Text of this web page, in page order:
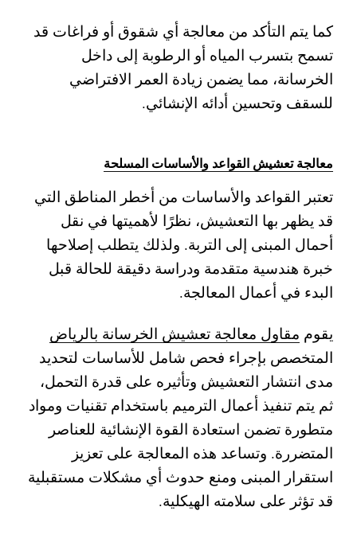
كما يتم التأكد من معالجة أي شقوق أو فراغات قد
تسمح بتسرب المياه أو الرطوبة إلى داخل
الخرسانة، مما يضمن زيادة العمر الافتراضي
للسقف وتحسين أدائه الإنشائي.
معالجة تعشيش القواعد والأساسات المسلحة
تعتبر القواعد والأساسات من أخطر المناطق التي
قد يظهر بها التعشيش، نظرًا لأهميتها في نقل
أحمال المبنى إلى التربة. ولذلك يتطلب إصلاحها
خبرة هندسية متقدمة ودراسة دقيقة للحالة قبل
البدء في أعمال المعالجة.
يقوم مقاول معالجة تعشيش الخرسانة بالرياض
المتخصص بإجراء فحص شامل للأساسات لتحديد
مدى انتشار التعشيش وتأثيره على قدرة التحمل،
ثم يتم تنفيذ أعمال الترميم باستخدام تقنيات ومواد
متطورة تضمن استعادة القوة الإنشائية للعناصر
المتضررة. وتساعد هذه المعالجة على تعزيز
استقرار المبنى ومنع حدوث أي مشكلات مستقبلية
قد تؤثر على سلامته الهيكلية.